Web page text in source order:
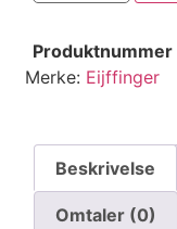
Produktnummer
Merke: Eijffinger
Beskrivelse
Omtaler (0)